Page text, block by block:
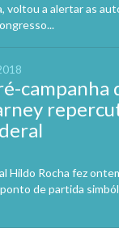
voltou a alertar as
campanha
Hildo Rocha fez
de partida